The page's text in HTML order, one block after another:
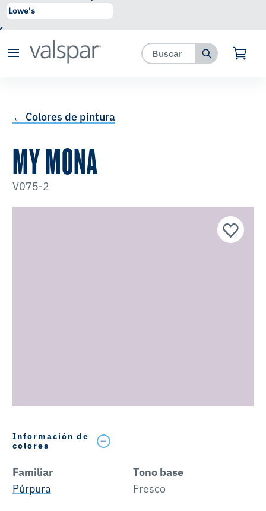
se ha agregado a favoritos.
← Colores de pintura
MY MONA
V075-2
Información de
colores
Familiar
Púrpura
Tono base
Fresco